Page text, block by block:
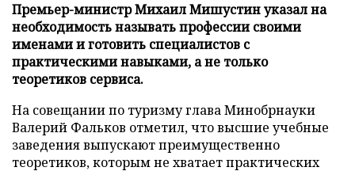
Премьер-министр Михаил Мишустин указал на
необходимость называть профессии своими
именами и готовить специалистов с
практическими навыками, а не только
теоретиков сервиса.
На совещании по туризму глава Минобрнауки
Валерий Фальков отметил, что высшие учебные
заведения выпускают преимущественно
теоретиков, которым не хватает практических